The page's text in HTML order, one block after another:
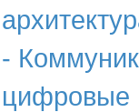
-
цифровые